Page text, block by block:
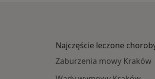
Najczęście leczone
Zaburzenia mowy Kraków